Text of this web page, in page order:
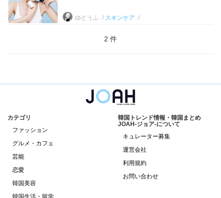
ゆどうふ スキンケア
2 件
カテゴリ
ファッション
グルメ・カフェ
芸能
恋愛
韓国美容
韓国生活・留学
韓国トレンド情報・韓国まとめ
JOAH-ジョア-について
キュレーター募集
運営会社
利用規約
お問い合わせ